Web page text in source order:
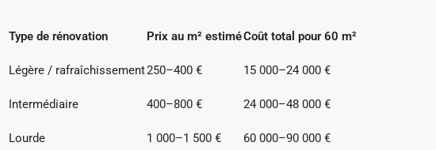
Type de rénovation Prix au m² estiméCoût total pour 60 m²
Légère / rafraîchissement250–400 € 15 000–24 000 €
Intermédiaire 400–800 € 24 000–48 000 €
Lourde 1 000–1 500 € 60 000–90 000 €